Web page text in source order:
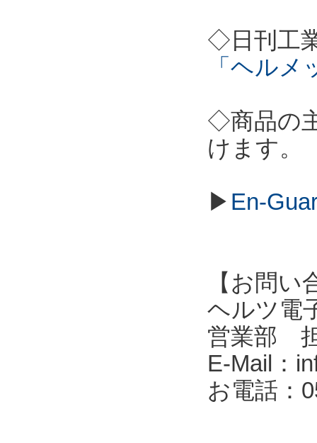
◇日刊工
「ヘル
◇商品の
けます。
▶ En-
【お問い
ヘルツ電
営業部
E-Mail：
お電話：